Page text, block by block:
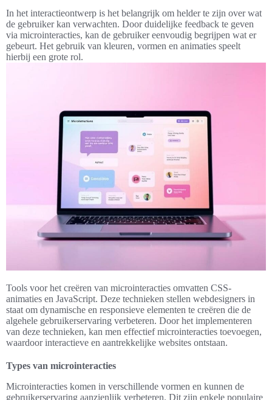
In het interactieontwerp is het belangrijk om helder te zijn over wat
de gebruiker kan verwachten. Door duidelijke feedback te geven
via microinteracties, kan de gebruiker eenvoudig begrijpen wat er
gebeurt. Het gebruik van kleuren, vormen en animaties speelt
hierbij een grote rol.
Tools voor het creëren van microinteracties omvatten CSS-
animaties en JavaScript. Deze technieken stellen webdesigners in
staat om dynamische en responsieve elementen te creëren die de
algehele gebruikerservaring verbeteren. Door het implementeren
van deze technieken, kan men effectief microinteracties toevoegen,
waardoor interactieve en aantrekkelijke websites ontstaan.
Types van microinteracties
Microinteracties komen in verschillende vormen en kunnen de
gebruikerservaring aanzienlijk verbeteren. Dit zijn enkele populaire